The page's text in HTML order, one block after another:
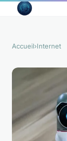
Accueil›Internet